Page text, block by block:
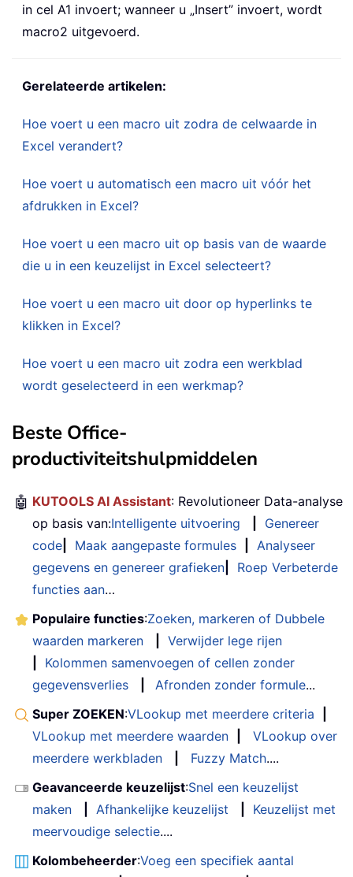
in cel A1 invoert; wanneer u „Insert” invoert, wordt
macro2 uitgevoerd.
Gerelateerde artikelen:
Hoe voert u een macro uit zodra de celwaarde in
Excel verandert?
Hoe voert u automatisch een macro uit vóór het
afdrukken in Excel?
Hoe voert u een macro uit op basis van de waarde
die u in een keuzelijst in Excel selecteert?
Hoe voert u een macro uit door op hyperlinks te
klikken in Excel?
Hoe voert u een macro uit zodra een werkblad
wordt geselecteerd in een werkmap?
Beste Office-
productiviteitshulpmiddelen
🤖 KUTOOLS AI Assistant: Revolutioneer Data-analyse
op basis van:Intelligente uitvoering
Genereer
code
Maak aangepaste formules
Analyseer
gegevens en genereer grafieken
Roep Verbeterde
functies aan…
Populaire functies:Zoeken, markeren of Dubbele
waarden markeren
Verwijder lege rijen
Kolommen samenvoegen of cellen zonder
gegevensverlies
Afronden zonder formule...
Super ZOEKEN:VLookup met meerdere criteria
VLookup met meerdere waarden
VLookup over
meerdere werkbladen
Fuzzy Match....
Geavanceerde keuzelijst:Snel een keuzelijst
maken
Afhankelijke keuzelijst
Keuzelijst met
meervoudige selectie....
Kolombeheerder:Voeg een specifiek aantal